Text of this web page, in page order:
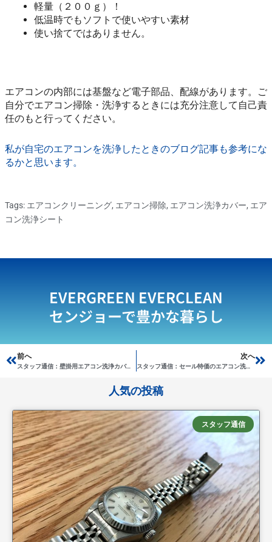
軽量（２００ｇ）！
低温時でもソフトで使いやすい素材
使い捨てではありません。
エアコンの内部には基盤など電子部品、配線があります。ご
自分でエアコン掃除・洗浄するときには充分注意して自己責
任のもと行ってください。
私が自宅のエアコンを洗浄したときのブログ記事も参考にな
るかと思います。
Tags: エアコンクリーニング, エアコン掃除, エアコン洗浄カバー, エア
コン洗浄シート
EVERGREEN EVERCLEAN
センジョーで豊かな暮らし
Prev
前へ
スタッフ通信：壁掛用エアコン洗浄カバーのおすすめは？
次へ
スタッフ通信：セール特価のエアコン洗浄カバーV3【YouTube】製品比較あり
人気の投稿
スタッフ通信